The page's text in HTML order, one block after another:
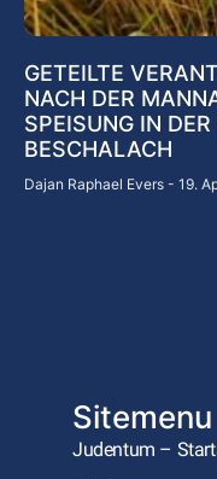
GETEILTE
NACH DER
SPEISUNG IN
BESCHALACH
Dajan Raphael Evers 19.
Sitemenu
Judentum –